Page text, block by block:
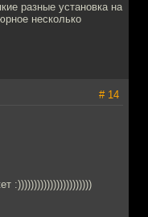
разные установка на
несколько
# 14
:)))))))))))))))))))))))